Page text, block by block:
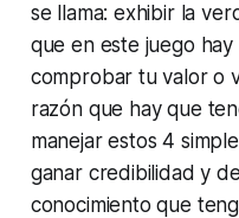
se llama: exhibir la
que en este juego
comprobar tu valor o
razón que hay que
manejar estos 4
ganar credibilidad y
conocimiento que